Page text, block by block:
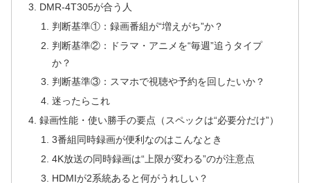
DMR-4T305が合う人
判断基準①：録画番組が“増えがち”か？
判断基準②：ドラマ・アニメを“毎週”追うタイプ
か？
判断基準③：スマホで視聴や予約を回したいか？
迷ったらこれ
録画性能・使い勝手の要点（スペックは“必要分だけ”）
3番組同時録画が便利なのはこんなとき
4K放送の同時録画は“上限が変わる”のが注意点
HDMIが2系統あると何がうれしい？